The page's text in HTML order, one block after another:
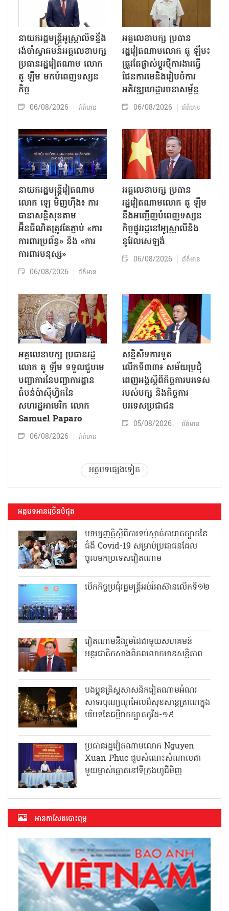
នាយករដ្ឋមន្ត្រីអូស្ត្រាលីទន្ទឹង
រង់ចាំស្វាគមន៍អគ្គលេខាបក្ស
ប្រធានរដ្ឋវៀតណាម លោក
តូ ឡឹម មកបំពេញទស្សន
កិច្ច
06/08/2026 ព័ត៌មាន
អគ្គលេខាបក្ស ប្រធាន
រដ្ឋវៀតណាមលោក តូ ឡឹម៖
ត្រូវតែផ្លាស់ប្ដូរថ្មីការងារធ្វើ
ផែនការមេនិងរៀបចំការ
អភិវឌ្ឍហេដ្ឋារចនាសម្ព័ន្ធ
06/08/2026 ព័ត៌មាន
នាយករដ្ឋមន្ត្រីវៀតណាម
លោក ឡេ មិញហ៊ឹង៖ ការ
ធានាសន្តិសុខតាម
អ៊ីនធឺណិតត្រូវតែភ្ជាប់ «ការ
ការពារប្រព័ន្ធ» និង «ការ
ការពារមនុស្ស»
06/08/2026 ព័ត៌មាន
អគ្គលេខាបក្ស ប្រធាន
រដ្ឋវៀតណាមលោក តូ ឡឹម
នឹងអញ្ជើញបំពេញទស្សន
កិច្ចផ្លូវរដ្ឋនៅអូស្ត្រាលីនិង
នូវែលសេឡង់
06/08/2026 ព័ត៌មាន
អគ្គលេខាបក្ស ប្រធានរដ្ឋ
លោក តូ ឡឹម ទទួលជួបមេ
បញ្ជាការនៃបញ្ជាការដ្ឋាន
តំបន់ប៉ាស៊ីហ្វិកនៃ
សហរដ្ឋអាមេរិក លោក
Samuel Paparo
06/08/2026 ព័ត៌មាន
សន្និសីទការទូត
លើកទី៣៣៖ សម័យប្រជុំ
ពេញអង្គស្តីពីកិច្ច​ការបរទេស
របស់​បក្ស និងកិច្ច​ការ
បរទេសប្រជាជន
05/08/2026 ព័ត៌មាន
អត្ថបទផ្សេងទៀត
អត្ថបទអានច្រើនបំផុត
បទប្បញ្ញត្តិស្តីពីការទប់ស្កាត់ការរាតត្បាតនៃ
ជំងឺ Covid-19 សម្រាប់ប្រជាជនដែល
ចូលមកប្រទេសវៀតណាម
បើកកិច្ចប្រជុំរដ្ឋមន្ត្រីអប់រំអាស៊ានលើកទី១២
វៀតណាមនឹងរួមដៃជាមួយសហគមន៍
អន្តរជាតិកសាងពិភពលោកមានសន្តិភាព
បងប្អូនគ្រិស្តសាសនិកវៀតណាមអំណរ
សាទរបុណ្យណូអែលដ៏សុខសាន្តត្រាណក្នុង
បរិបទនៃជម្ងឺរាតត្បាតកូវីដ-១៩
ប្រធានរដ្ឋវៀតណាមលោក Nguyen
Xuan Phuc ជួបសំណេះសំណាលជា
មួយម្ចាស់ឆ្នោតនៅទីក្រុងហូជីមិញ
អាន​កាសែត​បោះពុម្ភ